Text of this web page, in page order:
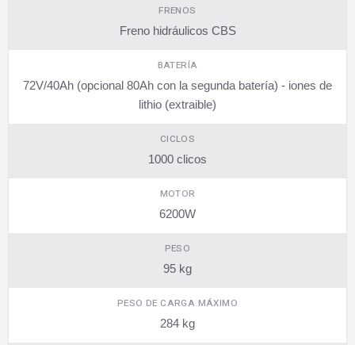
FRENOS
Freno hidráulicos CBS
BATERÍA
72V/40Ah (opcional 80Ah con la segunda batería) - iones de
lithio (extraible)
CICLOS
1000 clicos
MOTOR
6200W
PESO
95 kg
PESO DE CARGA MÁXIMO
284 kg